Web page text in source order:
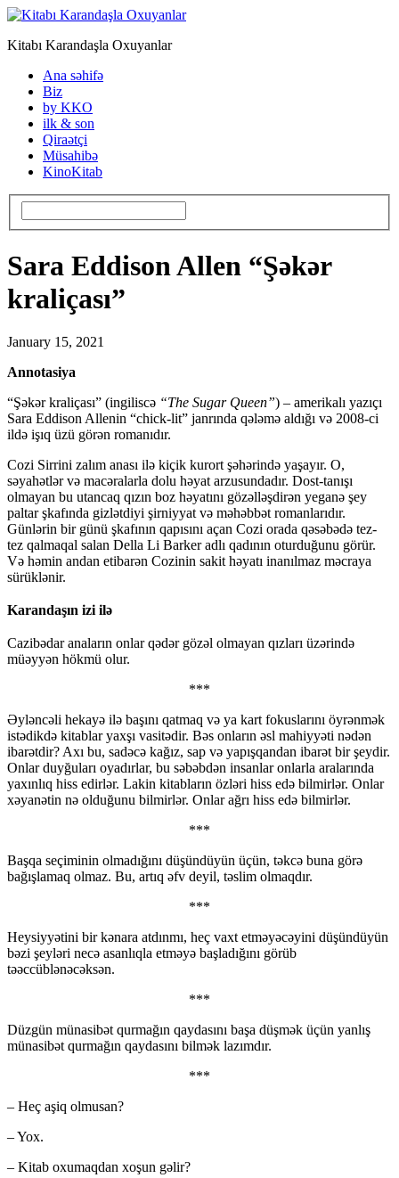
Kitabı Karandaşla Oxuyanlar
Ana səhifə
Biz
by KKO
ilk & son
Qiraətçi
Müsahibə
KinoKitab
Sara Eddison Allen “Şəkər
kraliçası”
January 15, 2021
Annotasiya
“Şəkər kraliçası” (ingiliscə “The Sugar Queen”) – amerikalı yazıçı
Sara Eddison Allenin “chick-lit” janrında qələmə aldığı və 2008-ci
ildə işıq üzü görən romanıdır.
Cozi Sirrini zalım anası ilə kiçik kurort şəhərində yaşayır. O,
səyahətlər və macəralarla dolu həyat arzusundadır. Dost-tanışı
olmayan bu utancaq qızın boz həyatını gözəlləşdirən yeganə şey
paltar şkafında gizlətdiyi şirniyyat və məhəbbət romanlarıdır.
Günlərin bir günü şkafının qapısını açan Cozi orada qəsəbədə tez-
tez qalmaqal salan Della Li Barker adlı qadının oturduğunu görür.
Və həmin andan etibarən Cozinin sakit həyatı inanılmaz məcraya
sürüklənir.
Karandaşın izi ilə
Cazibədar anaların onlar qədər gözəl olmayan qızları üzərində
müəyyən hökmü olur.
***
Əyləncəli hekayə ilə başını qatmaq və ya kart fokuslarını öyrənmək
istədikdə kitablar yaxşı vasitədir. Bəs onların əsl mahiyyəti nədən
ibarətdir? Axı bu, sadəcə kağız, sap və yapışqandan ibarət bir şeydir.
Onlar duyğuları oyadırlar, bu səbəbdən insanlar onlarla aralarında
yaxınlıq hiss edirlər. Lakin kitabların özləri hiss edə bilmirlər. Onlar
xəyanətin nə olduğunu bilmirlər. Onlar ağrı hiss edə bilmirlər.
***
Başqa seçiminin olmadığını düşündüyün üçün, təkcə buna görə
bağışlamaq olmaz. Bu, artıq əfv deyil, təslim olmaqdır.
***
Heysiyyətini bir kənara atdınmı, heç vaxt etməyəcəyini düşündüyün
bəzi şeyləri necə asanlıqla etməyə başladığını görüb
təəccüblənəcəksən.
***
Düzgün münasibət qurmağın qaydasını başa düşmək üçün yanlış
münasibət qurmağın qaydasını bilmək lazımdır.
***
– Heç aşiq olmusan?
– Yox.
– Kitab oxumaqdan xoşun gəlir?